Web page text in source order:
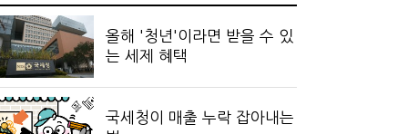
올해 '청년'이라면 받을 수 있
는 세제 혜택
국세청이 매출 누락 잡아내는